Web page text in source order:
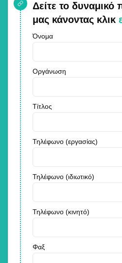
Δείτε το δυναμικό
μας κάνοντας κλικ
Όνομα
Οργάνωση
Τίτλος
Τηλέφωνο (εργασίας)
Τηλέφωνο (ιδιωτικό)
Τηλέφωνο (κινητό)
Φαξ